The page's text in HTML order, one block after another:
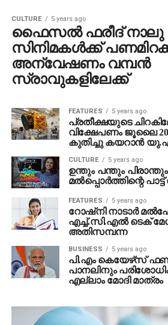
CULTURE 5 years ago
ഫൈസല്‍ ഫരീദ് നാലു
സിനിമകള്‍ക്ക്
അന്വേഷണം വമ്പന്‍
സ്രാവുകളിലേക്ക്
FEATURES 5 years ago
പ്രതീക്ഷയുടെ
വിക്ഷേപണം ജൂലൈ
കുതിച്ചു കയറാന്‍
CULTURE 5 years ago
ഉന്തും പന്തും
മല്‍പ്പൊര്‍ത്തിന്റെ പാട്ട്
FEATURES 5 years ago
റോഷ്‌നി നാടാര്‍
എച്ച്.സി.എല്‍ ടെക്
അതിസമ്പന്ന
BUSINESS 5 years ago
പി.എം കെയേഴ്‌സ്
പാനലിനും
എല്ലാം മോദി മാത്രം